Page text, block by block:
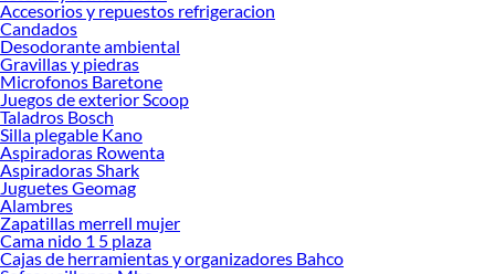
Encuentra todo lo necesario para tus proyectos de renovación y decoración.
¡Visítanos y haz tus ideas realidad!
Accesorios y repuestos refrigeracion
Candados
Desodorante ambiental
Gravillas y piedras
Microfonos Baretone
Juegos de exterior Scoop
Taladros Bosch
Silla plegable Kano
Aspiradoras Rowenta
Aspiradoras Shark
Juguetes Geomag
Alambres
Zapatillas merrell mujer
Cama nido 1 5 plaza
Cajas de herramientas y organizadores Bahco